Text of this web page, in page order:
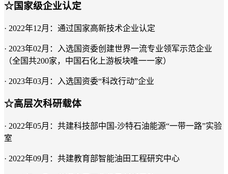
☆国家级企业认定
· 2022年12月：通过国家高新技术企业认定
· 2023年02月：入选国资委创建世界一流专业领军示范企业
（全国共200家，中国石化上游板块唯一一家）
· 2023年03月：入选国资委“科改行动”企业
☆高层次科研载体
· 2022年05月：共建科技部中国-沙特石油能源“一带一路”实验
室
· 2022年09月：共建教育部智能油田工程研究中心